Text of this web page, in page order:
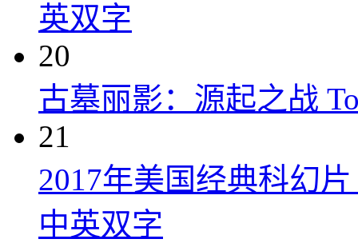
英双字
20
古墓丽影：源起之战
21
2017年美国经典科幻
中英双字